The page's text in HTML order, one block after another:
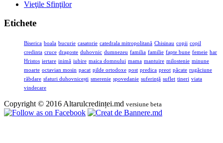
Vieţile Sfinţilor
Etichete
Biserica boala bucurie casatorie catedrala mitropolitană Chisinau copii copil
credinta cruce dragoste duhovnic dumnezeu familia familie fapte bune femeie har
Hristos iertare inimă iubire maica domnului mama mantuire milostenie minune
moarte octavian mosin pacat pilde ortodoxe post predica preot păcate rugăciune
răbdare sfaturi duhovnicești smerenie spovedanie suferinţă suflet tineri viata
vindecare
Copyright © 2016 Altarulcredinței.md versiune beta